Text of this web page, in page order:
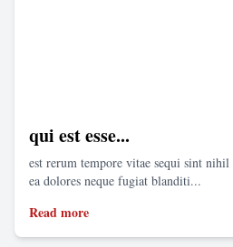
qui est esse...
est rerum tempore vitae sequi sint
ea dolores neque fugiat blanditi...
Read more